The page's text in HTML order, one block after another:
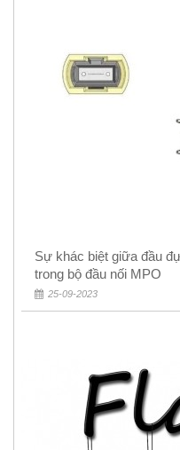
Sự khác biệt giữa đầu
trong bộ đầu nối MPO
25-09-2023